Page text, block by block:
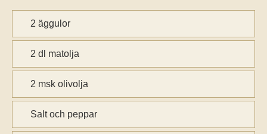
2 äggulor
2 dl matolja
2 msk olivolja
Salt och peppar